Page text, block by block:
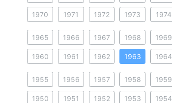
1970 1971 1972 1973 1974
1965 1966 1967 1968 1969
1960 1961 1962 1963 1964
1955 1956 1957 1958 1959
1950 1951 1952 1953 1954